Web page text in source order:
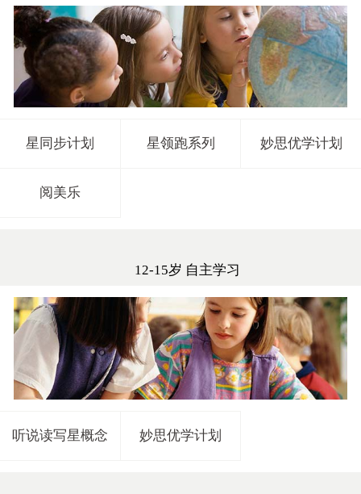
星同步计划 星领跑系列 妙思优学计划
阅美乐
12-15岁 自主学习
听说读写星概念 妙思优学计划